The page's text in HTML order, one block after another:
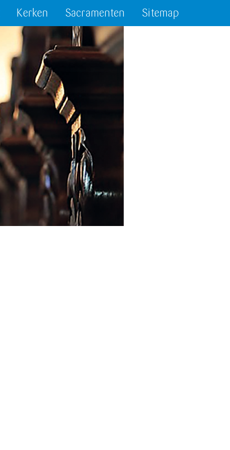
Kerken Sacramenten Sitemap